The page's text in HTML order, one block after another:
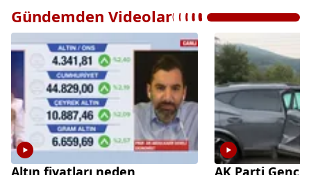
Gündemden Videolar
Altın fiyatları neden
AK Parti